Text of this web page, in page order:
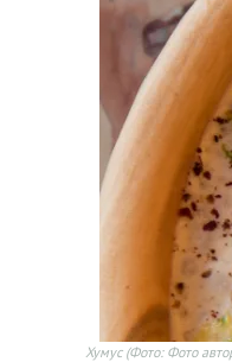
Хумус (Фото: Фото